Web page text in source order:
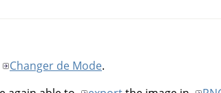
Changer de Mode.